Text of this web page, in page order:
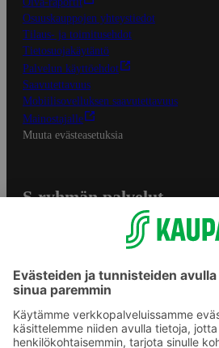
Osuuskauppojen yhteystiedot
Tilaus- ja toimitusehdot
Tietosuojakäytäntö
Palvelun käyttöehdot
Saavutettavuus
Mobiilisovelluksen saavutettavuus
Mainostajalle
Muuta evästeasetuksia
S-ryhmän palvelut
Yhteishyvä Ruoka -sovellus
S-ostoslista -sovellus
Prisma.fi
Sokos.fi